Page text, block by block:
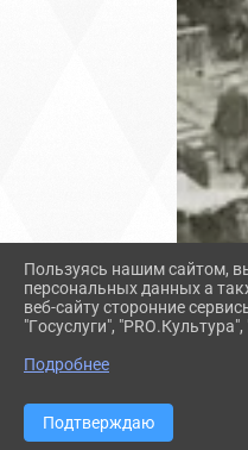
Пользуясь нашим сайтом,
персональных данных а
веб-сайту сторонние
"Госуслуги",
Подробнее
Подтверждаю